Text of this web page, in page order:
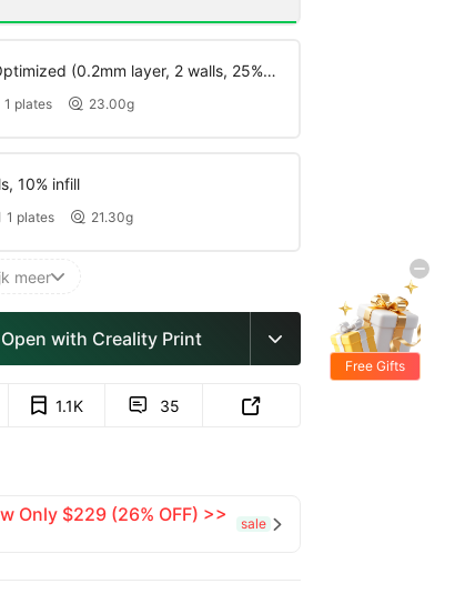
(0.2mm layer, 2 walls, 25%
1 plates  23.00g
10% infill
1 plates  21.30g
meer
Open with Creality Print 
1.1K  35 
Only $229 (26% OFF) >>
sale 
Free Gifts